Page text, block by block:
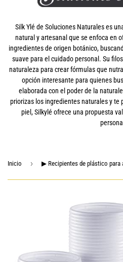
Silk Ylé de Soluciones Naturales es
natural y artesanal que se enfoca en
ingredientes de origen botánico,
suave para el cuidado personal. Su
naturaleza para crear fórmulas que
opción interesante para quienes
elaborada con el poder de la
priorizas los ingredientes naturales y te
piel, Silkylé ofrece una propuesta
Inicio ›